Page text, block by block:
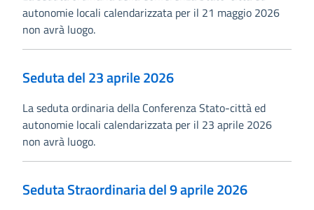
autonomie locali calendarizzata per il 21 maggio 2026
non avrà luogo.
Seduta del 23 aprile 2026
La seduta ordinaria della Conferenza Stato-città ed
autonomie locali calendarizzata per il 23 aprile 2026
non avrà luogo.
Seduta Straordinaria del 9 aprile 2026